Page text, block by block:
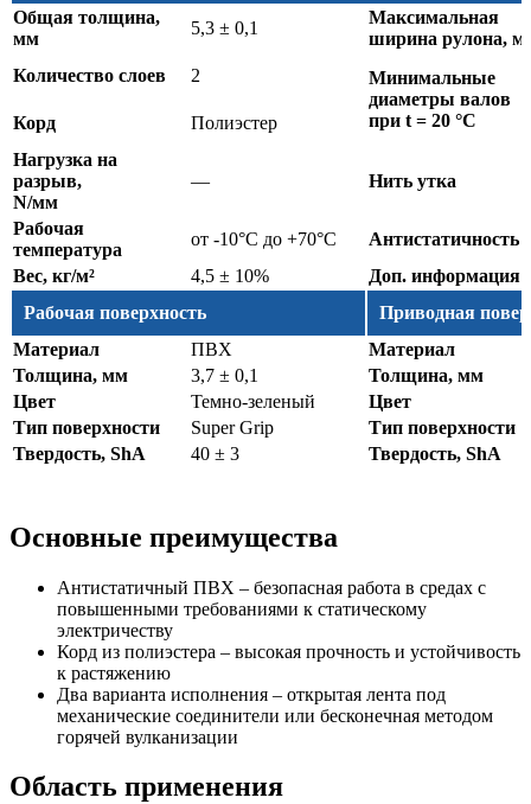
Общая толщина,
мм
5,3 ± 0,1
Максимальная
ширина рулона,
Количество слоев
2
Минимальные
диаметры валов
при t = 20 °C
Корд
Полиэстер
Нагрузка на
разрыв,
N/мм
— Нить утка
Рабочая
температура
от -10°C до +70°C
Антистатичность
Вес, кг/м²
4,5 ± 10%
Доп. информация
Рабочая поверхность
Приводная
Материал
ПВХ
Материал
Толщина, мм
3,7 ± 0,1
Толщина, мм
Цвет
Темно-зеленый
Цвет
Тип поверхности
Super Grip
Тип поверхности
Твердость, ShA
40 ± 3 Твердость, ShA
Основные преимущества
Антистатичный ПВХ – безопасная работа в средах с
повышенными требованиями к статическому
электричеству
Корд из полиэстера – высокая прочность и устойчивость
к растяжению
Два варианта исполнения – открытая лента под
механические соединители или бесконечная методом
горячей вулканизации
Область применения